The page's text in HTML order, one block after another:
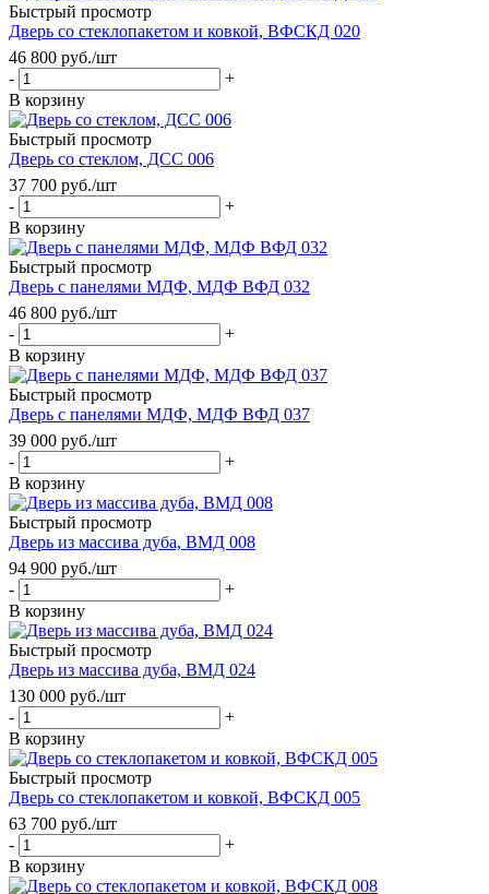
Быстрый просмотр
Дверь со стеклопакетом и ковкой, ВФСКД 020
46 800 руб./шт
-
+
В корзину
Быстрый просмотр
Дверь со стеклом, ДСС 006
37 700 руб./шт
-
+
В корзину
Быстрый просмотр
Дверь с панелями МДФ, МДФ ВФД 032
46 800 руб./шт
-
+
В корзину
Быстрый просмотр
Дверь с панелями МДФ, МДФ ВФД 037
39 000 руб./шт
-
+
В корзину
Быстрый просмотр
Дверь из массива дуба, ВМД 008
94 900 руб./шт
-
+
В корзину
Быстрый просмотр
Дверь из массива дуба, ВМД 024
130 000 руб./шт
-
+
В корзину
Быстрый просмотр
Дверь со стеклопакетом и ковкой, ВФСКД 005
63 700 руб./шт
-
+
В корзину